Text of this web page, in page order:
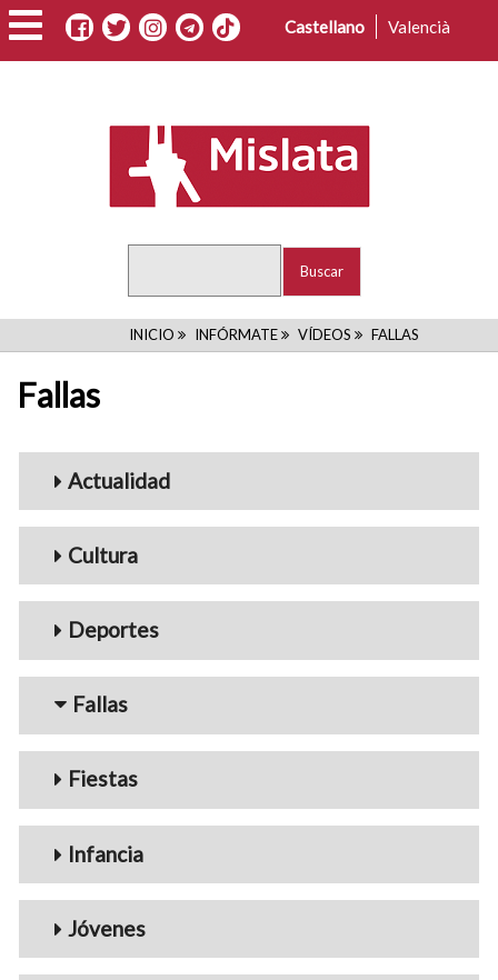
Pasar
al
contenido
Castellano Valencià
RUTA
INICIO INFÓRMATE VÍDEOS FALLAS
Fallas
Menu_Videos
Actualidad
Cultura
Deportes
Fallas
Fiestas
Infancia
Jóvenes